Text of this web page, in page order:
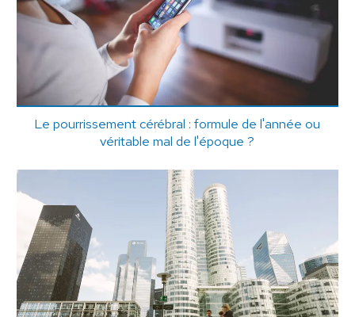
Le pourrissement cérébral : formule de l'année ou
véritable mal de l'époque ?